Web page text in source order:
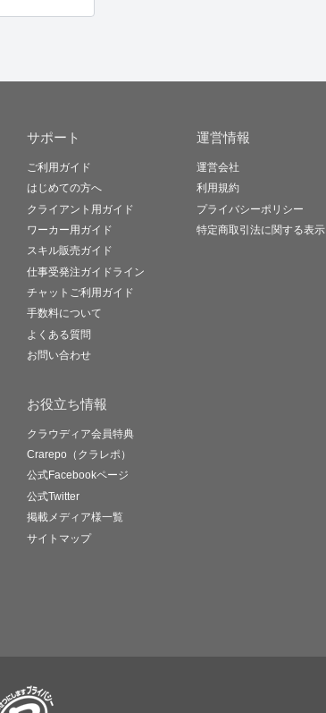
サポート
ご利用ガイド
はじめての方へ
クライアント用ガイド
ワーカー用ガイド
スキル販売ガイド
仕事受発注ガイドライン
チャットご利用ガイド
手数料について
よくある質問
お問い合わせ
お役立ち情報
クラウディア会員特典
Crarepo（クラレポ）
公式Facebookページ
公式Twitter
掲載メディア様一覧
サイトマップ
運営情報
運営会社
利用規約
プライバシーポリシー
特定商取引法に関する表示